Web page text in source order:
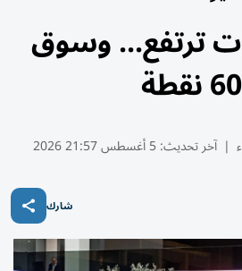
ترتفع... وسوق
| آخر تحديث:5 أغسطس 21:57 2026
شارك